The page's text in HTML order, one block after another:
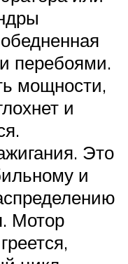
перебоями.
мощности,
и
Это
и
Мотор